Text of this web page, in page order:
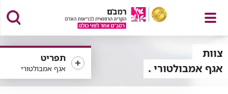
פתח
תפריט
אגף אמבולטורי
צוות
אגף אמבולטורי